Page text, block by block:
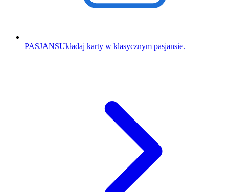
PASJANSUkładaj karty w klasycznym pasjansie.